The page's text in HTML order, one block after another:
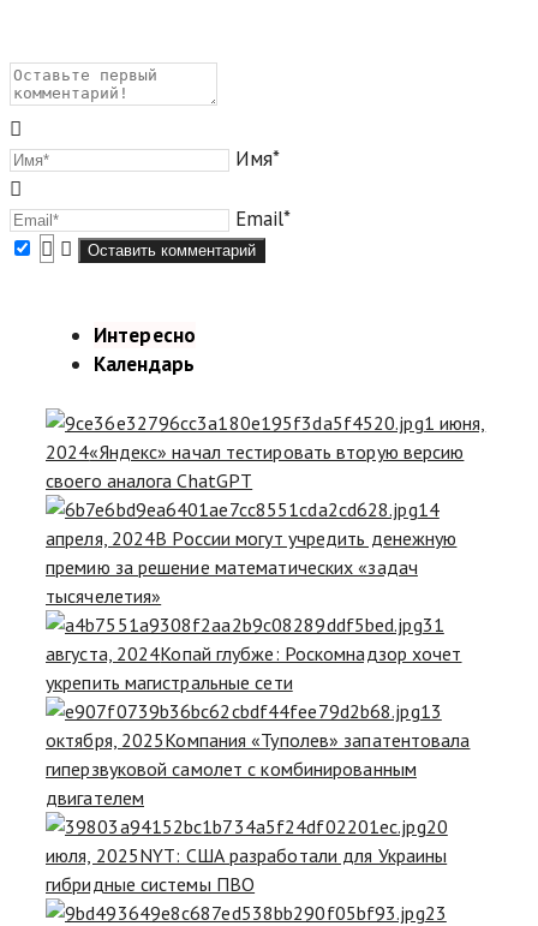
Имя*
Email*
Интересно
Календарь
1 июня,
2024«Яндекс» начал тестировать вторую версию
своего аналога ChatGPT
14
апреля, 2024В России могут учредить денежную
премию за решение математических «задач
тысячелетия»
31
августа, 2024Копай глубже: Роскомнадзор хочет
укрепить магистральные сети
13
октября, 2025Компания «Туполев» запатентовала
гиперзвуковой самолет с комбинированным
двигателем
20
июля, 2025NYT: США разработали для Украины
гибридные системы ПВО
23